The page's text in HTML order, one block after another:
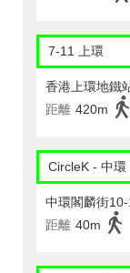
7-11 上環
香港上環地鐵
距離 420m
CircleK - 中環
中環閣麟街
距離 40m